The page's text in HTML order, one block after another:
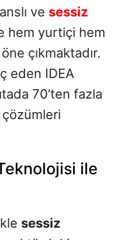
ve sessiz
hem yurtiçi hem
çıkmaktadır.
eden IDEA
70’ten fazla
ile
sessiz